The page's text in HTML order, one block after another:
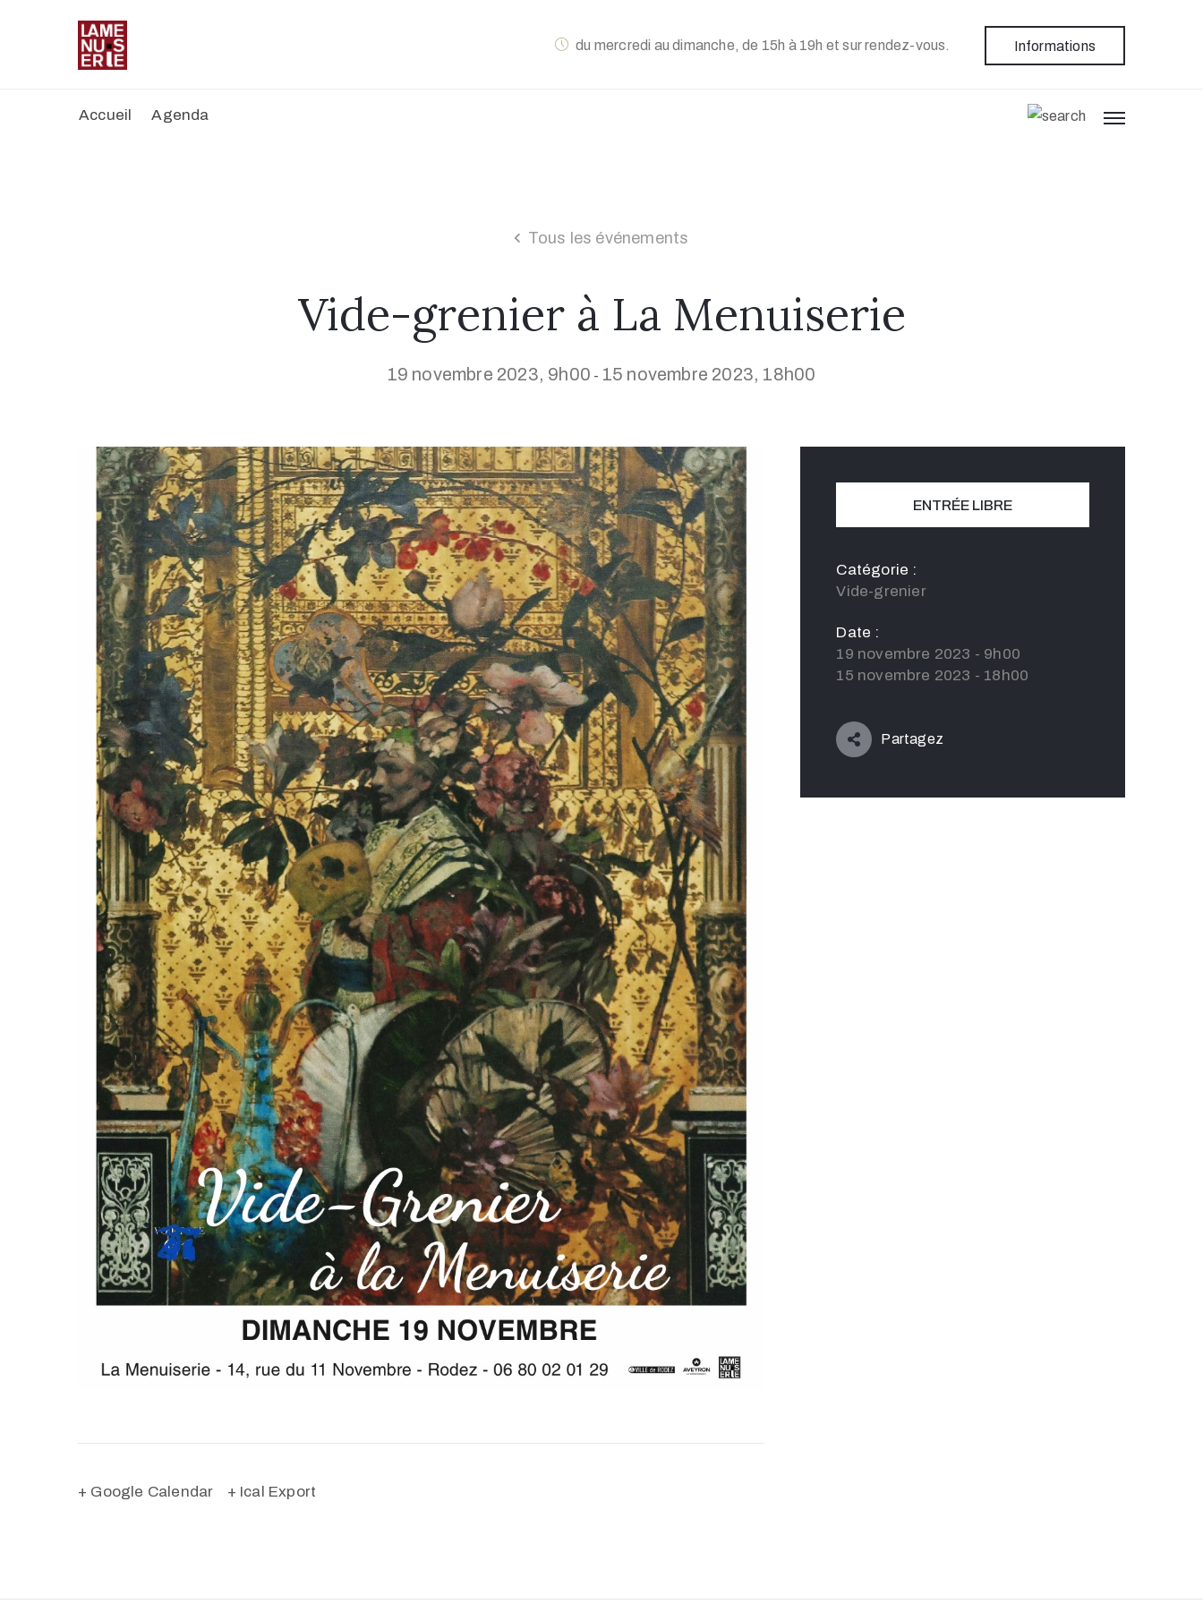
du mercredi au dimanche, de 15h à 19h et sur rendez-vous. Informations
Accueil Agenda
Tous les événements
Vide-grenier à La Menuiserie
19 novembre 2023, 9h00 - 15 novembre 2023, 18h00
+ Google Calendar + Ical Export
ENTRÉE LIBRE
Catégorie :
Vide-grenier
Date :
19 novembre 2023 - 9h00
15 novembre 2023 - 18h00
Partagez